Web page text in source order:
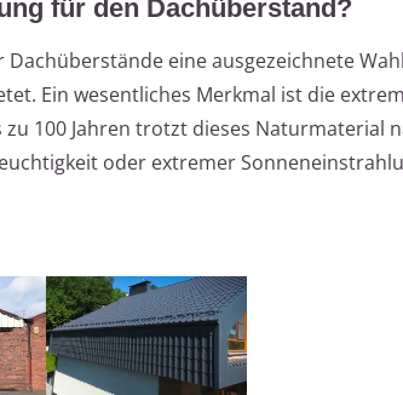
für den Dachüberstand?
eine ausgezeichnete
Ein wesentliches Merkmal ist die
100 Jahren trotzt dieses Naturmaterial
oder extremer